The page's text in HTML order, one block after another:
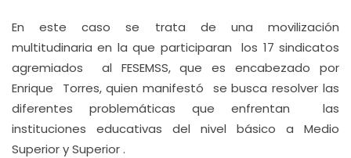
En este caso se trata de una movilización
multitudinaria en la que participaran los 17 sindicatos
agremiados al FESEMSS, que es encabezado por
Enrique Torres, quien manifestó se busca resolver las
diferentes problemáticas que enfrentan las
instituciones educativas del nivel básico a Medio
Superior y Superior .